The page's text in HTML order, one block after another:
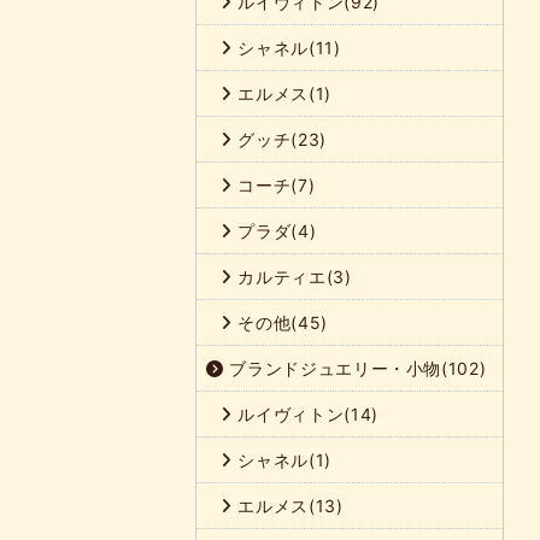
シャネル(11)
エルメス(1)
グッチ(23)
コーチ(7)
プラダ(4)
カルティエ(3)
その他(45)
ブランドジュエリー・小物(102)
ルイヴィトン(14)
シャネル(1)
エルメス(13)